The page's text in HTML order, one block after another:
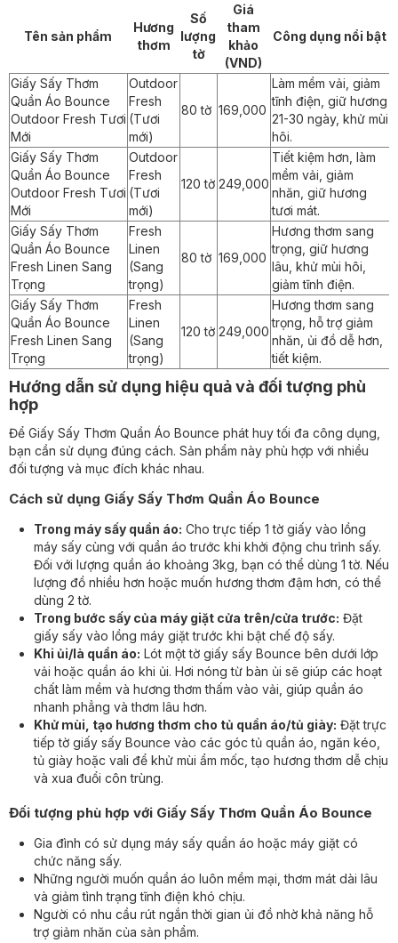
Tên sản phẩm
Hương
thơm
Số
lượng
tờ
Giá
tham
khảo
(VND)
Công dụng nổi bật
Giấy Sấy Thơm
Quần Áo Bounce
Outdoor Fresh Tươi
Mới
Outdoor
Fresh
(Tươi
mới)
80 tờ 169,000
Làm mềm vải, giảm
tĩnh điện, giữ hương
21-30 ngày, khử mùi
hôi.
Giấy Sấy Thơm
Quần Áo Bounce
Outdoor Fresh Tươi
Mới
Outdoor
Fresh
(Tươi
mới)
120 tờ 249,000
Tiết kiệm hơn, làm
mềm vải, giảm
nhăn, giữ hương
tươi mát.
Giấy Sấy Thơm
Quần Áo Bounce
Fresh Linen Sang
Trọng
Fresh
Linen
(Sang
trọng)
80 tờ 169,000
Hương thơm sang
trọng, giữ hương
lâu, khử mùi hôi,
giảm tĩnh điện.
Giấy Sấy Thơm
Quần Áo Bounce
Fresh Linen Sang
Trọng
Fresh
Linen
(Sang
trọng)
120 tờ 249,000
Hương thơm sang
trọng, hỗ trợ giảm
nhăn, ủi đồ dễ hơn,
tiết kiệm.
Hướng dẫn sử dụng hiệu quả và đối tượng phù
hợp
Để Giấy Sấy Thơm Quần Áo Bounce phát huy tối đa công dụng,
bạn cần sử dụng đúng cách. Sản phẩm này phù hợp với nhiều
đối tượng và mục đích khác nhau.
Cách sử dụng Giấy Sấy Thơm Quần Áo Bounce
Trong máy sấy quần áo: Cho trực tiếp 1 tờ giấy vào lồng
máy sấy cùng với quần áo trước khi khởi động chu trình sấy.
Đối với lượng quần áo khoảng 3kg, bạn có thể dùng 1 tờ. Nếu
lượng đồ nhiều hơn hoặc muốn hương thơm đậm hơn, có thể
dùng 2 tờ.
Trong bước sấy của máy giặt cửa trên/cửa trước: Đặt
giấy sấy vào lồng máy giặt trước khi bật chế độ sấy.
Khi ủi/là quần áo: Lót một tờ giấy sấy Bounce bên dưới lớp
vải hoặc quần áo khi ủi. Hơi nóng từ bàn ủi sẽ giúp các hoạt
chất làm mềm và hương thơm thấm vào vải, giúp quần áo
nhanh phẳng và thơm lâu hơn.
Khử mùi, tạo hương thơm cho tủ quần áo/tủ giày: Đặt trực
tiếp tờ giấy sấy Bounce vào các góc tủ quần áo, ngăn kéo,
tủ giày hoặc vali để khử mùi ẩm mốc, tạo hương thơm dễ chịu
và xua đuổi côn trùng.
Đối tượng phù hợp với Giấy Sấy Thơm Quần Áo Bounce
Gia đình có sử dụng máy sấy quần áo hoặc máy giặt có
chức năng sấy.
Những người muốn quần áo luôn mềm mại, thơm mát dài lâu
và giảm tình trạng tĩnh điện khó chịu.
Người có nhu cầu rút ngắn thời gian ủi đồ nhờ khả năng hỗ
trợ giảm nhăn của sản phẩm.